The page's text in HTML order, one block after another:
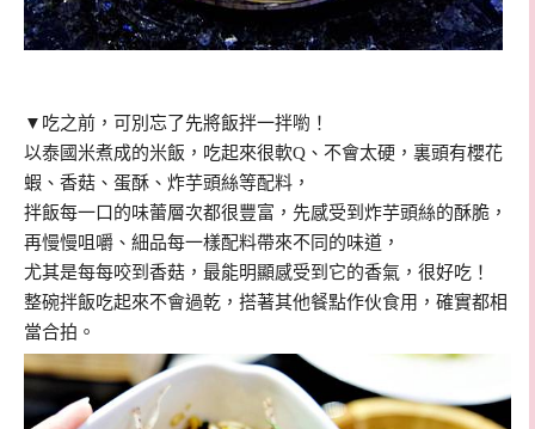
▼吃之前，可別忘了先將飯拌一拌喲！
以泰國米煮成的米飯，吃起來很軟Q、不會太硬，裏頭有櫻花
蝦、香菇、蛋酥、炸芋頭絲等配料，
拌飯每一口的味蕾層次都很豐富，先感受到炸芋頭絲的酥脆，
再慢慢咀嚼、細品每一樣配料帶來不同的味道，
尤其是每每咬到香菇，最能明顯感受到它的香氣，很好吃！
整碗拌飯吃起來不會過乾，搭著其他餐點作伙食用，確實都相
當合拍。